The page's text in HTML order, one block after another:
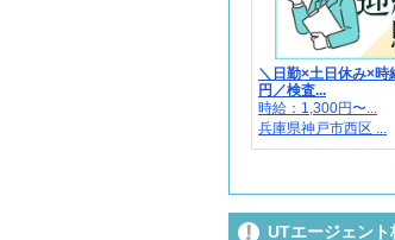
＼日勤×土日休み×時
円／検査...
時給：1,300円〜...
兵庫県神戸市西区 ...
UTエージェン